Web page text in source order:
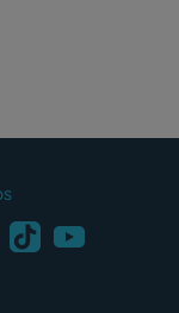
TikTokYoutube